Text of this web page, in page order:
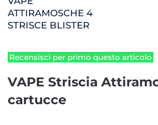
ATTIRAMOSCHE 4
STRISCE BLISTER
Recensisci per primo questo articolo
VAPE Striscia
cartucce